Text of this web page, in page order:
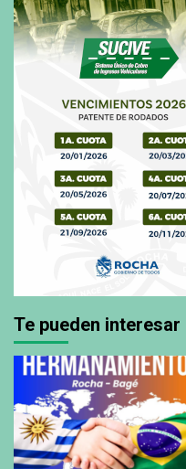
Te pueden interesar